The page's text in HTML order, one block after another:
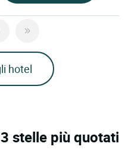
hotel
stelle più quotati